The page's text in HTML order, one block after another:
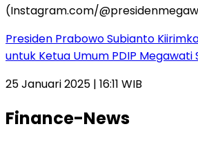
Presiden Prabowo Subianto
untuk Ketua Umum PDIP
25 Januari 2025 | 16:11 WIB
Finance-News